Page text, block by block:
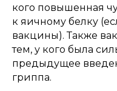
кого повышенная
к яичному белку
вакцины). Также
тем, у кого была
предыдущее
гриппа.